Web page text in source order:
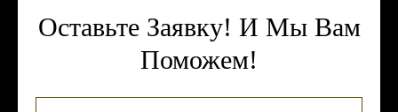
Оставьте Заявку! И Мы Вам
Поможем!